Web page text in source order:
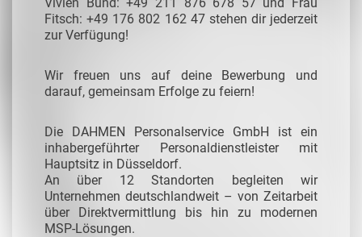
Fitsch: +49 176 802 162 47 stehen dir jederzeit
zur Verfügung!
Wir freuen uns auf deine Bewerbung und
darauf, gemeinsam Erfolge zu feiern!
Die DAHMEN Personalservice GmbH ist ein
inhabergeführter Personaldienstleister mit
Hauptsitz in Düsseldorf.
An über 12 Standorten begleiten wir
Unternehmen deutschlandweit – von Zeitarbeit
über Direktvermittlung bis hin zu modernen
MSP-Lösungen.